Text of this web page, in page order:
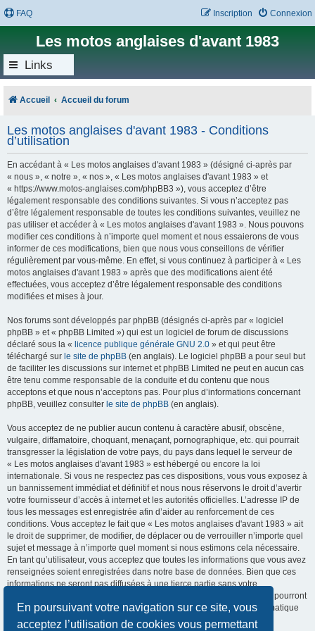
En poursuivant votre navigation sur ce site, vous
acceptez l’utilisation de cookies vous permettant
FAQ Connexion
Inscription
Les motos anglaises d'avant 1983
Links
Accueil Accueil du forum
Les motos anglaises d'avant 1983 - Conditions
d’utilisation
En accédant à « Les motos anglaises d'avant 1983 » (désigné ci-après par
« nous », « notre », « nos », « Les motos anglaises d'avant 1983 » et
« https://www.motos-anglaises.com/phpBB3 »), vous acceptez d’être
légalement responsable des conditions suivantes. Si vous n’acceptez pas
d’être légalement responsable de toutes les conditions suivantes, veuillez ne
pas utiliser et accéder à « Les motos anglaises d'avant 1983 ». Nous pouvons
modifier ces conditions à n’importe quel moment et nous essaierons de vous
informer de ces modifications, bien que nous vous conseillons de vérifier
régulièrement par vous-même. En effet, si vous continuez à participer à « Les
motos anglaises d'avant 1983 » après que des modifications aient été
effectuées, vous acceptez d’être légalement responsable des conditions
modifiées et mises à jour.
Nos forums sont développés par phpBB (désignés ci-après par « logiciel
phpBB » et « phpBB Limited ») qui est un logiciel de forum de discussions
déclaré sous la « licence publique générale GNU 2.0 » et qui peut être
téléchargé sur le site de phpBB (en anglais). Le logiciel phpBB a pour seul but
de faciliter les discussions sur internet et phpBB Limited ne peut en aucun cas
être tenu comme responsable de la conduite et du contenu que nous
acceptons et que nous n’acceptons pas. Pour plus d’informations concernant
phpBB, veuillez consulter le site de phpBB (en anglais).
Vous acceptez de ne publier aucun contenu à caractère abusif, obscène,
vulgaire, diffamatoire, choquant, menaçant, pornographique, etc. qui pourrait
transgresser la législation de votre pays, du pays dans lequel le serveur de
« Les motos anglaises d'avant 1983 » est hébergé ou encore la loi
internationale. Si vous ne respectez pas ces dispositions, vous vous exposez à
un bannissement immédiat et définitif et nous nous réservons le droit d’avertir
votre fournisseur d’accès à internet et les autorités officielles. L’adresse IP de
tous les messages est enregistrée afin d’aider au renforcement de ces
conditions. Vous acceptez le fait que « Les motos anglaises d'avant 1983 » ait
le droit de supprimer, de modifier, de déplacer ou de verrouiller n’importe quel
sujet et message à n’importe quel moment si nous estimons cela nécessaire.
En tant qu’utilisateur, vous acceptez que toutes les informations que vous avez
renseignées soient enregistrées dans notre base de données. Bien que ces
informations ne seront pas diffusées à une tierce partie sans votre
consentement, ni « Les motos anglaises d'avant 1983 », ni phpBB, ne pourront
être tenus comme responsables en cas de tentative de piratage informatique
visant à compromettre vos données.